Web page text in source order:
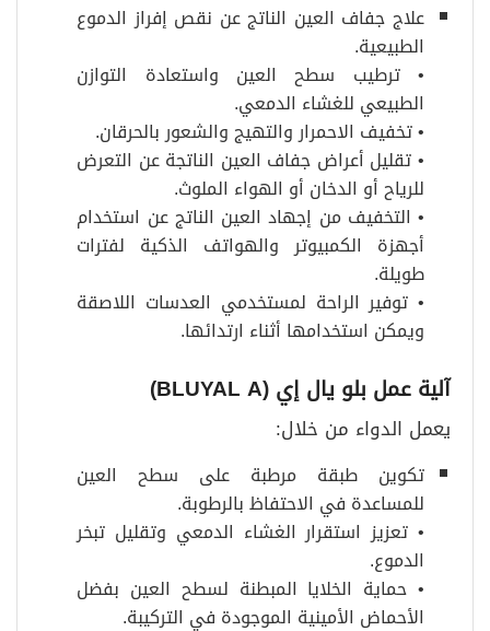
علاج جفاف العين الناتج عن نقص إفراز الدموع
الطبيعية.
• ترطيب سطح العين واستعادة التوازن
الطبيعي للغشاء الدمعي.
• تخفيف الاحمرار والتهيج والشعور بالحرقان.
• تقليل أعراض جفاف العين الناتجة عن التعرض
للرياح أو الدخان أو الهواء الملوث.
• التخفيف من إجهاد العين الناتج عن استخدام
أجهزة الكمبيوتر والهواتف الذكية لفترات
طويلة.
• توفير الراحة لمستخدمي العدسات اللاصقة
ويمكن استخدامها أثناء ارتدائها.
آلية عمل بلو يال إي(BLUYAL A)
يعمل الدواء من خلال:
تكوين طبقة مرطبة على سطح العين
للمساعدة في الاحتفاظ بالرطوبة.
• تعزيز استقرار الغشاء الدمعي وتقليل تبخر
الدموع.
• حماية الخلايا المبطنة لسطح العين بفضل
الأحماض الأمينية الموجودة في التركيبة.